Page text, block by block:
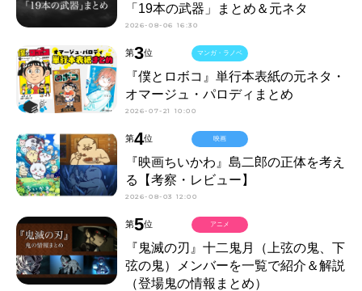
「19本の武器」まとめ＆元ネタ
2026-08-06 16:30
第3位
『僕とロボコ』単行本表紙の元ネタ・
オマージュ・パロディまとめ
2026-07-21 10:00
マンガ・ラノベ
第4位
『映画ちいかわ』島二郎の正体を考え
る【考察・レビュー】
2026-08-03 12:00
映画
第5位
『鬼滅の刃』十二鬼月（上弦の鬼、下
弦の鬼）メンバーを一覧で紹介＆解説
（登場鬼の情報まとめ）
アニメ